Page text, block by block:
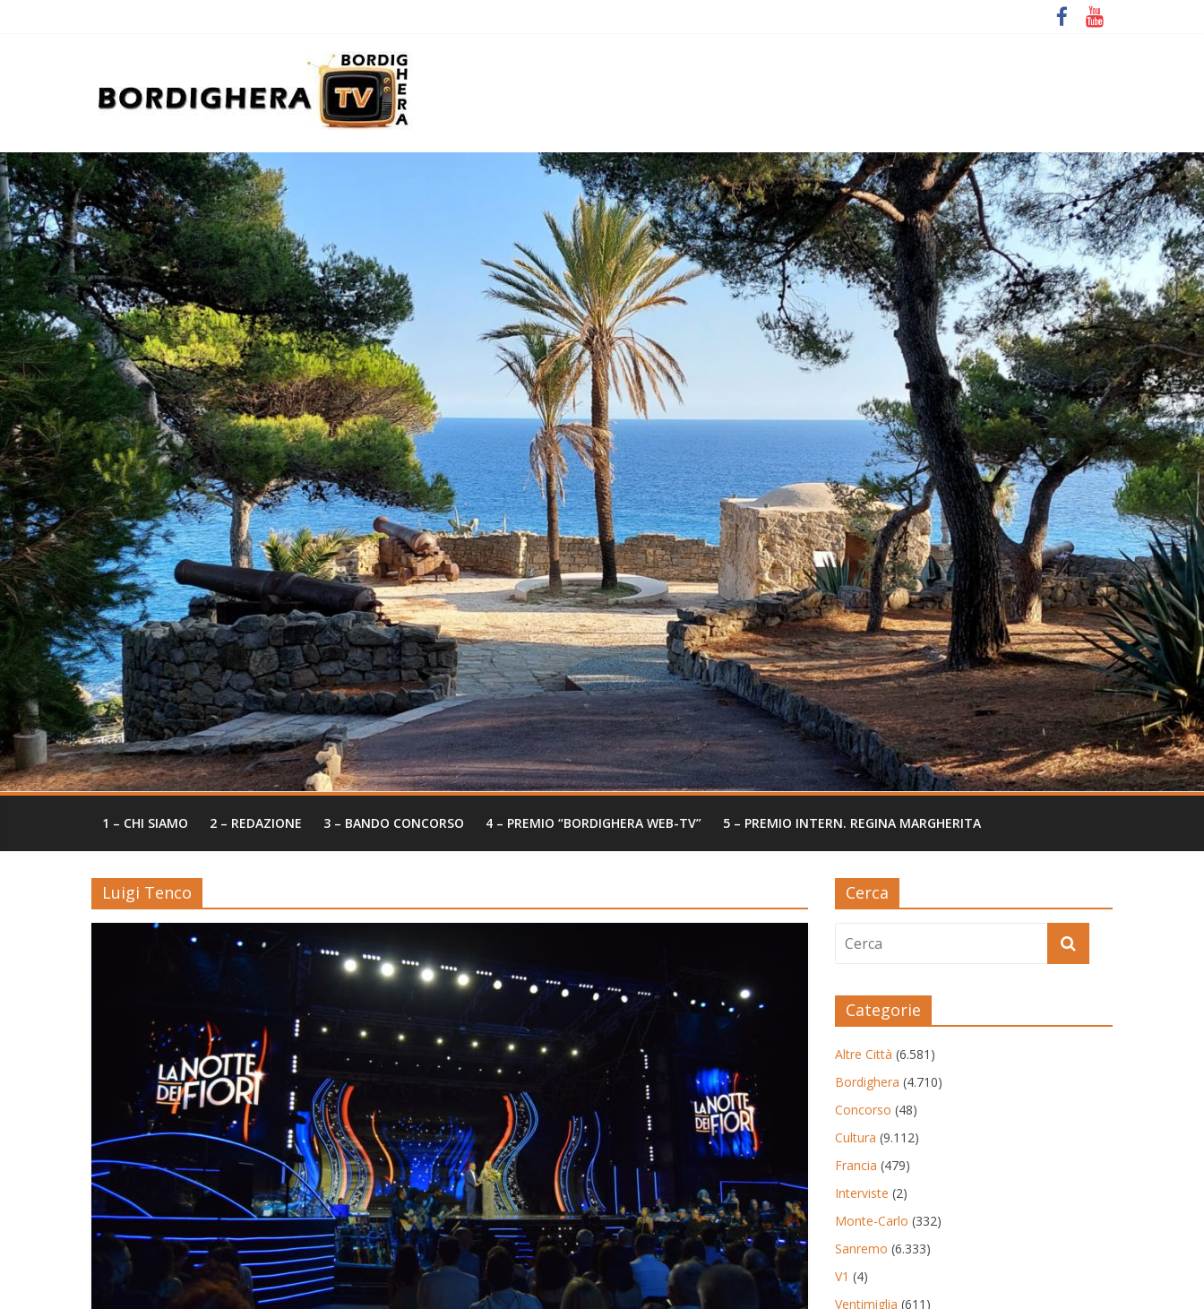
1 – CHI SIAMO 2 – REDAZIONE 3 – BANDO CONCORSO 4 – PREMIO “BORDIGHERA WEB-TV” 5 – PREMIO INTERN. REGINA MARGHERITA
Luigi Tenco Cerca
Categorie
Altre Città (6.581)
Bordighera (4.710)
Concorso (48)
Cultura (9.112)
Francia (479)
Interviste (2)
Monte-Carlo (332)
Sanremo (6.333)
V1 (4)
Ventimiglia (611)